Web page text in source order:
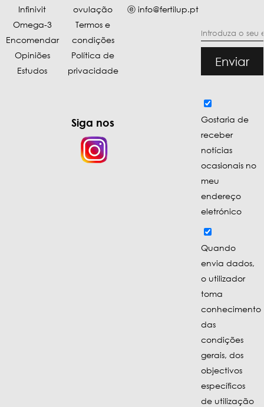
Infinivit
Omega-3
Encomendar
Opiniões
Estudos
ovulação
Termos e
condições
Política de
privacidade
Siga nos
ⓔ info@fertilup.pt
Enviar
Gostaria de
receber
notícias
ocasionais no
meu
endereço
eletrónico
Quando
envia dados,
o utilizador
toma
conhecimento
das
condições
gerais, dos
objectivos
específicos
de utilização